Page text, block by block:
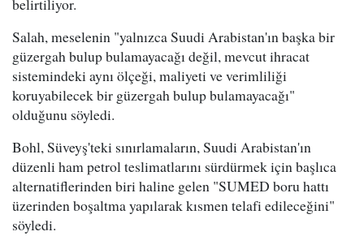
belirtiliyor.
Salah, meselenin "yalnızca Suudi Arabistan'ın başka bir
güzergah bulup bulamayacağı değil, mevcut ihracat
sistemindeki aynı ölçeği, maliyeti ve verimliliği
koruyabilecek bir güzergah bulup bulamayacağı"
olduğunu söyledi.
Bohl, Süveyş'teki sınırlamaların, Suudi Arabistan'ın
düzenli ham petrol teslimatlarını sürdürmek için başlıca
alternatiflerinden biri haline gelen "SUMED boru hattı
üzerinden boşaltma yapılarak kısmen telafi edileceğini"
söyledi.